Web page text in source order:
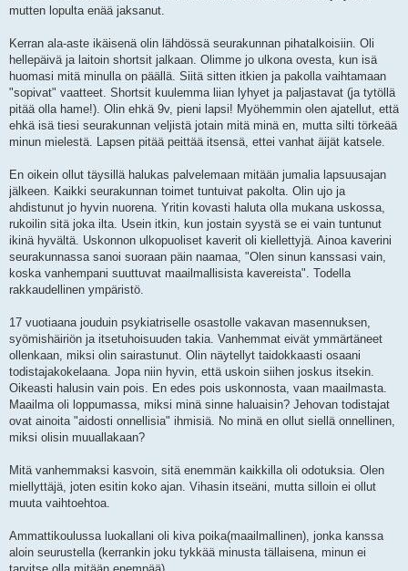
mutten lopulta enää jaksanut.
Kerran ala-aste ikäisenä olin lähdössä seurakunnan pihatalkoisiin. Oli
hellepäivä ja laitoin shortsit jalkaan. Olimme jo ulkona ovesta, kun isä
huomasi mitä minulla on päällä. Siitä sitten itkien ja pakolla vaihtamaan
"sopivat" vaatteet. Shortsit kuulemma liian lyhyet ja paljastavat (ja tytöllä
pitää olla hame!). Olin ehkä 9v, pieni lapsi! Myöhemmin olen ajatellut, että
ehkä isä tiesi seurakunnan veljistä jotain mitä minä en, mutta silti törkeää
minun mielestä. Lapsen pitää peittää itsensä, ettei vanhat äijät katsele.
En oikein ollut täysillä halukas palvelemaan mitään jumalia lapsuusajan
jälkeen. Kaikki seurakunnan toimet tuntuivat pakolta. Olin ujo ja
ahdistunut jo hyvin nuorena. Yritin kovasti haluta olla mukana uskossa,
rukoilin sitä joka ilta. Usein itkin, kun jostain syystä se ei vain tuntunut
ikinä hyvältä. Uskonnon ulkopuoliset kaverit oli kiellettyjä. Ainoa kaverini
seurakunnassa sanoi suoraan päin naamaa, "Olen sinun kanssasi vain,
koska vanhempani suuttuvat maailmallisista kavereista". Todella
rakkaudellinen ympäristö.
17 vuotiaana jouduin psykiatriselle osastolle vakavan masennuksen,
syömishäiriön ja itsetuhoisuuden takia. Vanhemmat eivät ymmärtäneet
ollenkaan, miksi olin sairastunut. Olin näytellyt taidokkaasti osaani
todistajakokelaana. Jopa niin hyvin, että uskoin siihen joskus itsekin.
Oikeasti halusin vain pois. En edes pois uskonnosta, vaan maailmasta.
Maailma oli loppumassa, miksi minä sinne haluaisin? Jehovan todistajat
ovat ainoita "aidosti onnellisia" ihmisiä. No minä en ollut siellä onnellinen,
miksi olisin muuallakaan?
Mitä vanhemmaksi kasvoin, sitä enemmän kaikkilla oli odotuksia. Olen
miellyttäjä, joten esitin koko ajan. Vihasin itseäni, mutta silloin ei ollut
muuta vaihtoehtoa.
Ammattikoulussa luokallani oli kiva poika(maailmallinen), jonka kanssa
aloin seurustella (kerrankin joku tykkää minusta tällaisena, minun ei